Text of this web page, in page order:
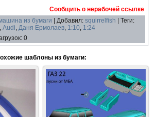
Сообщить о нерабочей ссылке
из бумаги Добавил: squirrelfish Теги:
, Audi, Даня Ермолаев, 1:10, 1:24
: 0
шаблоны из бумаги: